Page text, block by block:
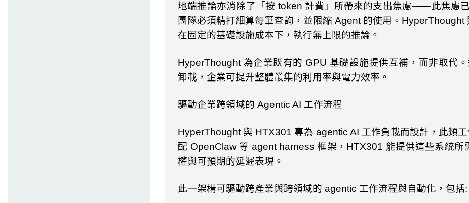
地端推論亦消除了「按 token 計費」所帶來的支出焦慮——此焦慮
團隊必須精打細算每筆查詢，並限縮 Agent 的使用。 HyperThought
在固定的基礎設施成本下，執行無上限的推論。
HyperThought 為企業既有的 GPU 基礎設施提供互補，而非取代
卸載，企業可提升整體叢集的利用率與電力效率。
驅動企業跨領域的 Agentic AI 工作流程
HyperThought 與 HTX301 專為 agentic AI 工作負載而設計，此類
配 OpenClaw 等 agent harness框架， HTX301 能提供這些系統所
權與可預期的延遲表現。
此一架構可驅動跨產業與跨領域的 agentic 工作流程與自動化，包括: